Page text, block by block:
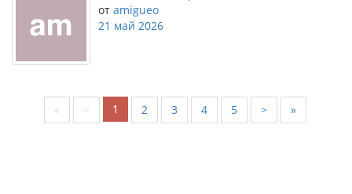
от amigueo
21 май 2026
« < 1 2 3 4 5 > »